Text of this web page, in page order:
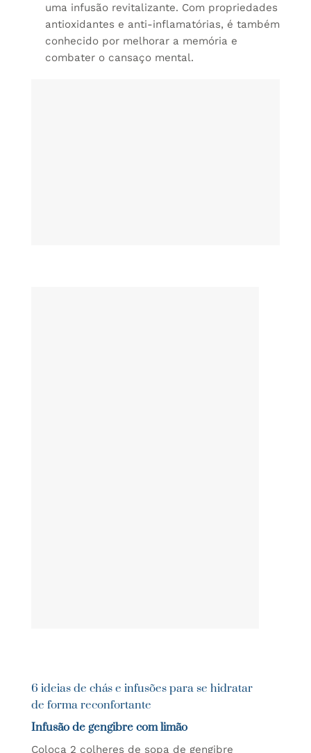
uma infusão revitalizante. Com propriedades
antioxidantes e anti-inflamatórias, é também
conhecido por melhorar a memória e
combater o cansaço mental.
6 ideias de chás e infusões para se hidratar
de forma reconfortante
Infusão de gengibre com limão
Coloca 2 colheres de sopa de gengibre